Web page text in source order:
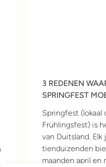
3 REDENEN
SPRINGFEST
Springfest (lokaal
Frühlingsfest) is
van Duitsland. Elk
tienduizenden
maanden april en